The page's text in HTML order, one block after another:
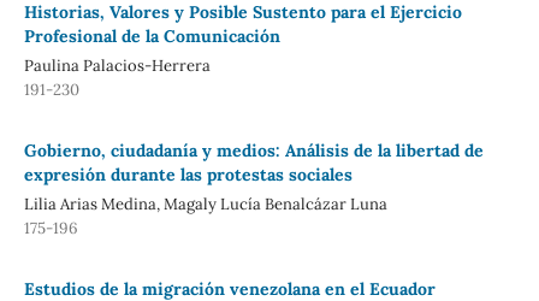
Historias, Valores y Posible Sustento para el Ejercicio
Profesional de la Comunicación
Paulina Palacios-Herrera
191-230
Gobierno, ciudadanía y medios: Análisis de la libertad de
expresión durante las protestas sociales
Lilia Arias Medina, Magaly Lucía Benalcázar Luna
175-196
Estudios de la migración venezolana en el Ecuador